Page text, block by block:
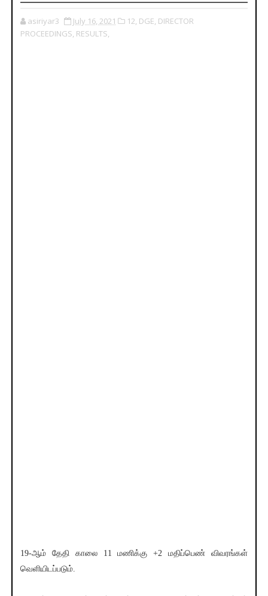
asiriyar3 July 16, 2021 12, DGE, DIRECTOR
PROCEEDINGS, RESULTS,
19-ஆம் தேதி காலை 11 மணிக்கு +2 மதிப்பெண் விவரங்கள்
வெளியிடப்படும்.